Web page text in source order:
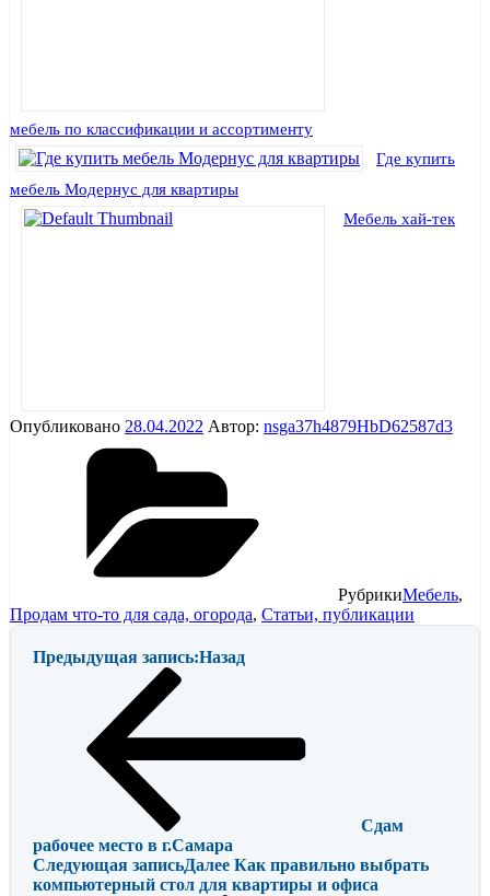
мебель по классификации и ассортименту
Где купить
мебель Модернус для квартиры
Мебель хай-тек
Опубликовано 28.04.2022 Автор: nsga37h4879HbD62587d3
РубрикиМебель,
Продам что-то для сада, огорода, Статьи, публикации
Предыдущая запись:Назад
Сдам
рабочее место в г.Самара
Следующая записьДалее Как правильно выбрать
компьютерный стол для квартиры и офиса